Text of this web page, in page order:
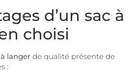
d’un sac à
choisi
langer de qualité présente de
: